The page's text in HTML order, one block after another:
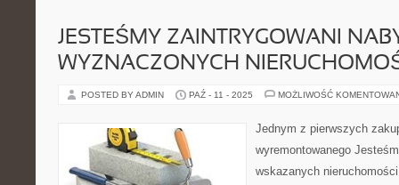
JESTEŚMY ZAINTRYGOWANI
WYZNACZONYCH
POSTED BY ADMIN PAŹ - 11 - 2025 MOŻLIWOŚĆ
Jednym z pierwszych
wyremontowanego
wskazanych